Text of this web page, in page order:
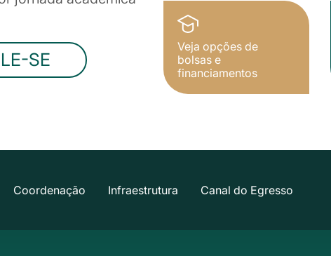
SE
Veja opções de
bolsas e
financiamentos
Coordenação Infraestrutura Canal do Egresso